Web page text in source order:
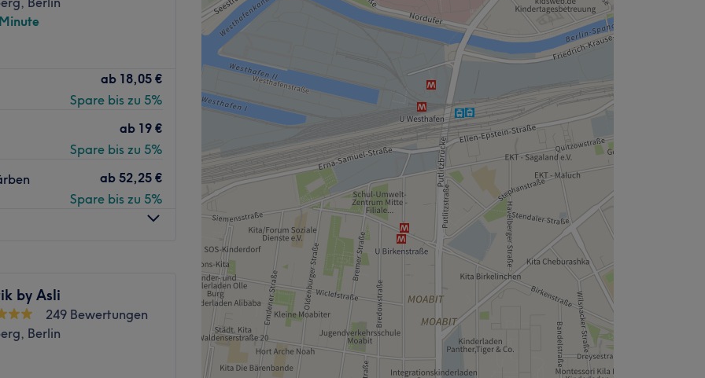
Komm im Salon
und suche dir aus dem
Schritten entfernt.
Kunden mit viel
Es wird Arabisch,
Getränke,
ab 18,05 €
Spare bis zu 5%
ab 19 €
Spare bis zu 5%
ab 52,25 €
Spare bis zu 5%
by Asli
249 Bewertungen
Berlin